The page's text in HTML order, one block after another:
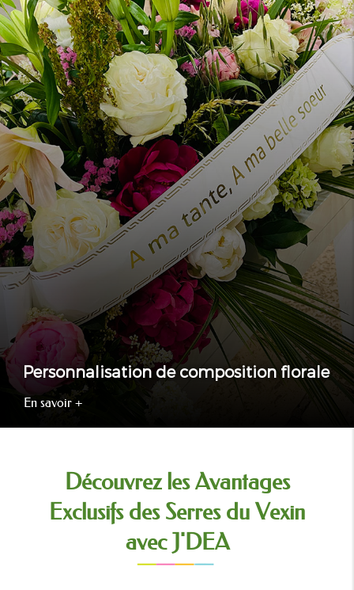
Personnalisation de composition florale
En savoir +
Découvrez les Avantages
Exclusifs des Serres du Vexin
avec J'DEA